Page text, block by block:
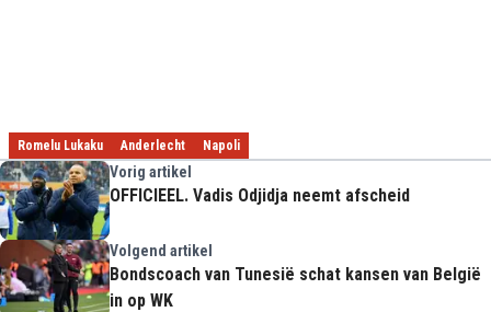
Romelu Lukaku Anderlecht Napoli
Vorig artikel
OFFICIEEL. Vadis Odjidja neemt afscheid
Volgend artikel
Bondscoach van Tunesië schat kansen van België
in op WK